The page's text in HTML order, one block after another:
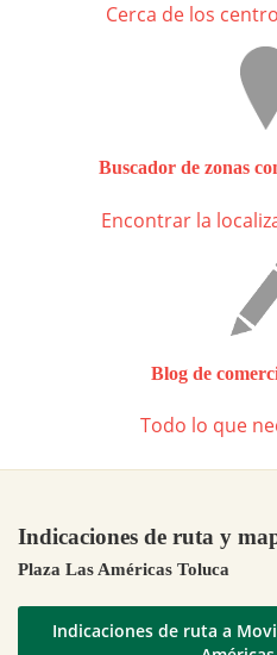
Cerca de los
Buscador de zonas
Encontrar la
Blog de
Todo lo que
Indicaciones de ruta y
Plaza Las Américas Toluca
Indicaciones de ruta a